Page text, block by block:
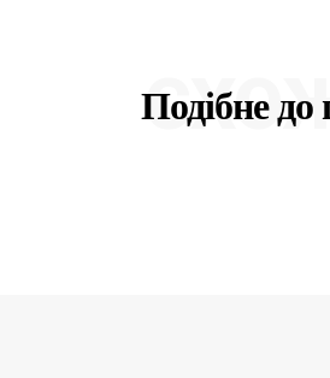
Подібне до